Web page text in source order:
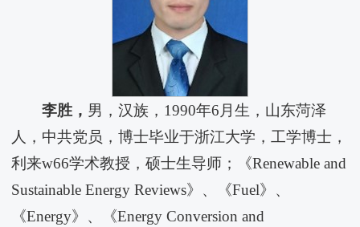
李胜， 男，汉族，1990年6月生，山东菏泽
人，中共党员，博士毕业于浙江大学，工学博士，
利来w66学术教授，硕士生导师；《Renewable and
Sustainable Energy Reviews》、《Fuel》、
《Energy》、《Energy Conversion and